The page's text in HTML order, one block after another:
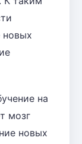
новых
на
мозг
новых